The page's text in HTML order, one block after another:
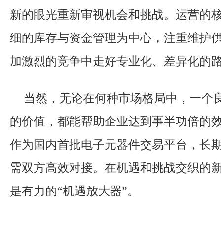
新的眼光重新审视机会和挑战。运营的
细的库存与资金管理为中心，注重维护
加激烈的竞争中走好专业化、差异化的
当然，无论在何种市场格局中，一个
的价值，都能帮助企业达到事半功倍的
作为国内首批电子元器件交易平台，长
需双方高效对接。在机遇和挑战交织的
是有力的“机遇放大器”。